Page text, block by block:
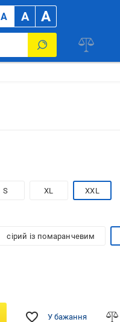
A A A
S XL XXL
сірий із помаранчевим
У бажання